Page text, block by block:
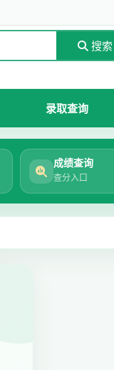
搜索
录取查询
成绩查询
查分入口